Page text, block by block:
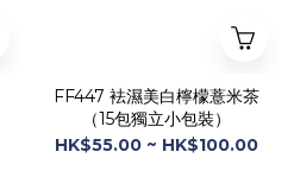
FF447 袪濕美白檸檬薏米茶
（15包獨立小包裝）
HK$55.00 ~ HK$100.00